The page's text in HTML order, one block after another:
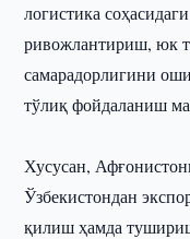
логистика
ривожлантириш, юк
самарадорлигини
тўлиқ фойдаланиш
Хусусан,
Ўзбекистондан
қилиш ҳамда